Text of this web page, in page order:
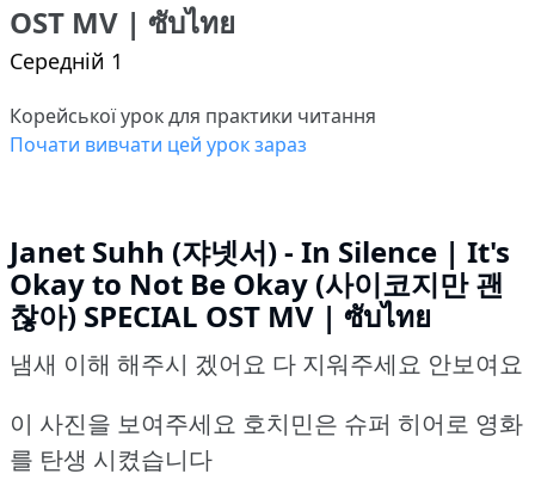
OST MV | ซับไทย
Середній 1
Корейської урок для практики читання
Почати вивчати цей урок зараз
Janet Suhh (쟈넷서) - In Silence | It's
Okay to Not Be Okay (사이코지만 괜
찮아) SPECIAL OST MV | ซับไทย
냄새 이해 해주시 겠어요 다 지워주세요 안보여요
이 사진을 보여주세요 호치민은 슈퍼 히어로 영화
를 탄생 시켰습니다